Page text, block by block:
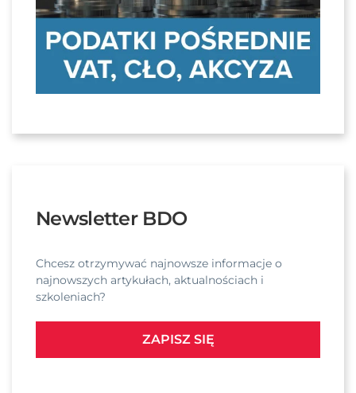
Newsletter BDO
Chcesz otrzymywać najnowsze informacje o
najnowszych artykułach, aktualnościach i
szkoleniach?
ZAPISZ SIĘ